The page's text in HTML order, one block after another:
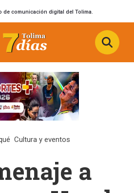
de comunicación digital del Tolima.
Cultura y eventos
a